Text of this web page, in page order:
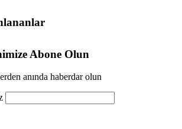
Abone Olun
anında haberdar olun